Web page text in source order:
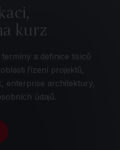
kurz
a definice tisíců
řízení projektů,
enterprise architektury,
údajů.